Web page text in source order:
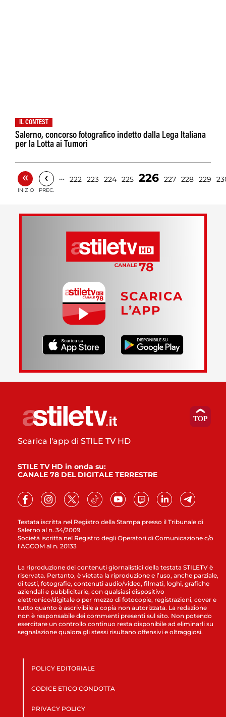
IL CONTEST
Salerno, concorso fotografico indetto dalla Lega Italiana
per la Lotta ai Tumori
«
INIZIO
‹
PREC.
… 222 223 224 225 226 227 228 229
SCARICA
L’APP
Testata iscritta nel Registro della Stampa presso il Tribunale di
Salerno al n. 34/2009
Società iscritta nel Registro degli Operatori di Comunicazione c/o
l’AGCOM al n. 20133
Scarica l'app di STILE TV HD
STILE TV HD in onda su:
CANALE 78 DEL DIGITALE TERRESTRE
La riproduzione dei contenuti giornalistici della testata STILETV è
riservata. Pertanto, è vietata la riproduzione e l’uso, anche parziale,
di testi, fotografie, contenuti audio/video, filmati, loghi, grafiche
aziendali e pubblicitarie, con qualsiasi dispositivo
elettronico/digitale o per mezzo di fotocopie, registrazioni, cover e
tutto quanto è ascrivibile a copia non autorizzata. La redazione
non è responsabile dei commenti presenti sul sito. Non potendo
esercitare un controllo continuo resta disponibile ad eliminarli su
segnalazione qualora gli stessi risultano offensivi e oltraggiosi.
POLICY EDITORIALE
CODICE ETICO CONDOTTA
PRIVACY POLICY